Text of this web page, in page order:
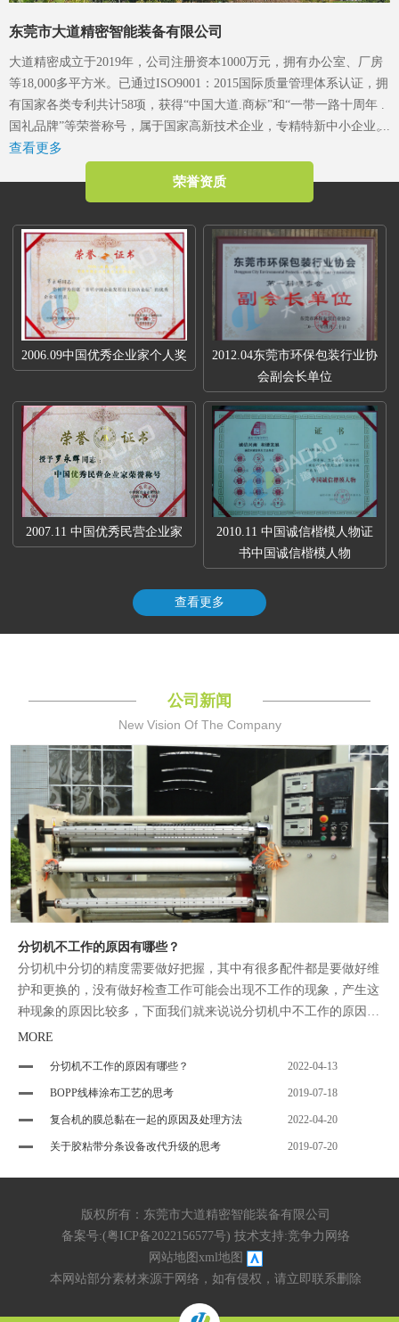
东莞市大道精密智能装备有限公司
大道精密成立于2019年，公司注册资本1000万元，拥有办公室、厂房
等18,000多平方米。已通过ISO9001：2015国际质量管理体系认证，拥
有国家各类专利共计58项，获得“中国大道.商标”和“一带一路十周年 .
国礼品牌”等荣誉称号，属于国家高新技术企业，专精特新中小企业。
2023年4月成立了“东莞市大道精密智能装备有限公司关心下一代工作
委员会”，是东莞市企石镇工商联副会长单位、东莞市企石镇文学艺术
界联合会副主席单位、东莞市环保包装行业协会副会长单位、东莞市
位、广东省胶粘剂行业协会理事单位、国家标准《机械安全中安全防
护授权系统的基本要求》起草单位。
查看更多
荣誉资质
2006.09中国优秀企业家个人奖
2012.04东莞市环保包装行业协
会副会长单位
2007.11 中国优秀民营企业家
2010.11 中国诚信楷模人物证
书中国诚信楷模人物
查看更多
公司新闻
New Vision Of The Company
分切机不工作的原因有哪些？
分切机中分切的精度需要做好把握，其中有很多配件都是要做好维
护和更换的，没有做好检查工作可能会出现不工作的现象，产生这
种现象的原因比较多，下面我们就来说说分切机中不工作的原因有
哪些。
MORE
分切机不工作的原因有哪些？ 2022-04-13
BOPP线棒涂布工艺的思考 2019-07-18
复合机的膜总黏在一起的原因及处理方法 2022-04-20
关于胶粘带分条设备改代升级的思考 2019-07-20
版权所有：东莞市大道精密智能装备有限公司
备案号:(粤ICP备2022156577号) 技术支持:竞争力网络
网站地图 xml地图
本网站部分素材来源于网络，如有侵权，请立即联系删除